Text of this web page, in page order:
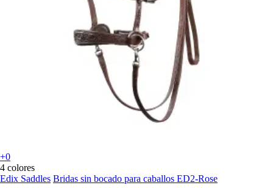
+0
4 colores
Edix Saddles Bridas sin bocado para caballos ED2-Rose